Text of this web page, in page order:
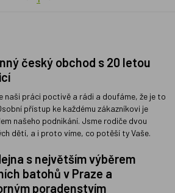
český obchod s 20 letou
naši práci poctivě a rádi a doufáme, že je to
přístup ke každému zákazníkovi je
našeho podnikání. Jsme rodiče dvou
dětí, a i proto víme, co potěší ty Vaše.
s největším výběrem
batohů v Praze a
poradenstvím